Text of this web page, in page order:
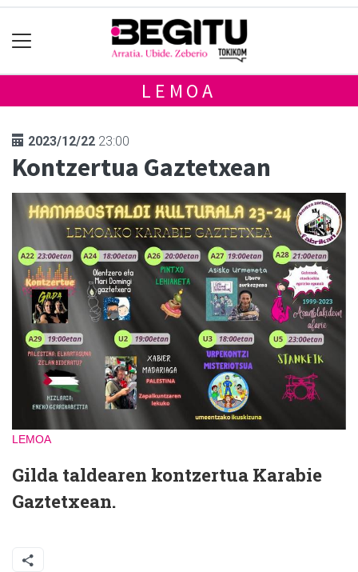
LEMOA
2023/12/22 23:00
Kontzertua Gaztetxean
LEMOA
Gilda taldearen kontzertua Karabie
Gaztetxean.